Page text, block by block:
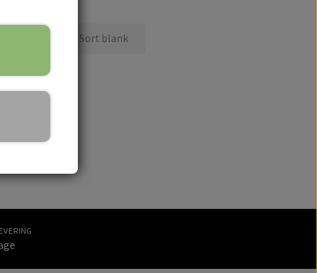
Sort blank